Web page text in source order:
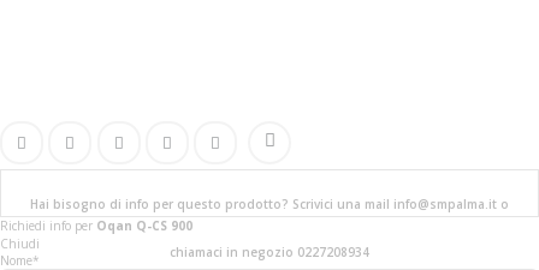
Hai bisogno di info per questo prodotto? Scrivici una mail info@smpalma.it o
chiamaci in negozio 0227208934
Richiedi info per Oqan Q-CS 900
Chiudi
Nome*